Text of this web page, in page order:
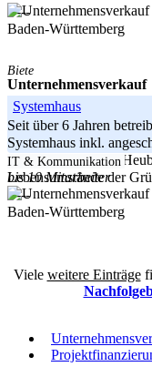
-----
Baden-Württemberg
Biete
Unternehmensverkauf
Systemhaus
Seit über 6 Jahren
Systemhaus inkl.
Schwarzwald-Baar-
Lebensumstände der
-----
Baden-Württemberg
IT & Kommunikation
bis 10 Mitarbeiter
Viele weitere Einträge